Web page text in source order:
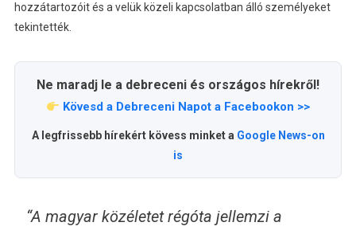
hozzátartozóit és a velük közeli kapcsolatban álló személyeket
tekintették.
Ne maradj le a debreceni és országos hírekről!
Kövesd a Debreceni Napot a Facebookon >>
A legfrissebb hírekért kövess minket a Google News-on
is
“A magyar közéletet régóta jellemzi a